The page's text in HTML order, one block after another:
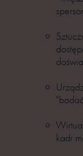
kadr